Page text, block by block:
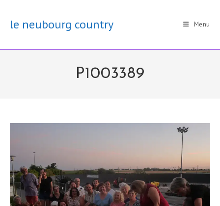
contentle neubourg country Menu
P1003389